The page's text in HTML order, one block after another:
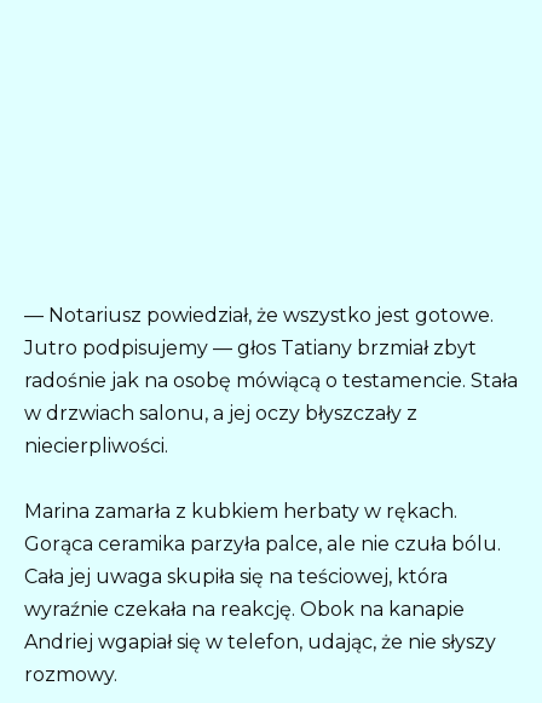
— Notariusz powiedział, że wszystko jest gotowe.
Jutro podpisujemy — głos Tatiany brzmiał zbyt
radośnie jak na osobę mówiącą o testamencie. Stała
w drzwiach salonu, a jej oczy błyszczały z
niecierpliwości.
Marina zamarła z kubkiem herbaty w rękach.
Gorąca ceramika parzyła palce, ale nie czuła bólu.
Cała jej uwaga skupiła się na teściowej, która
wyraźnie czekała na reakcję. Obok na kanapie
Andriej wgapiał się w telefon, udając, że nie słyszy
rozmowy.